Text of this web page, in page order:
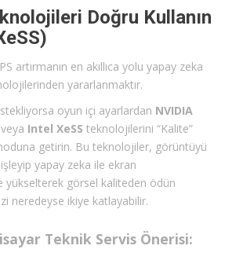
Doğru Kullanın
artırmanın en akıllıca yolu yapay zeka
yararlanmaktır.
oyun içi ayarlardan NVIDIA
veya Intel XeSS teknolojilerini “Kalite”
getirin. Bu teknolojiler, görüntüyü
yapay zeka ile ekran
yükselterek görsel kaliteden ödün
neredeyse ikiye katlayabilir.
Teknik Servis Önerisi: